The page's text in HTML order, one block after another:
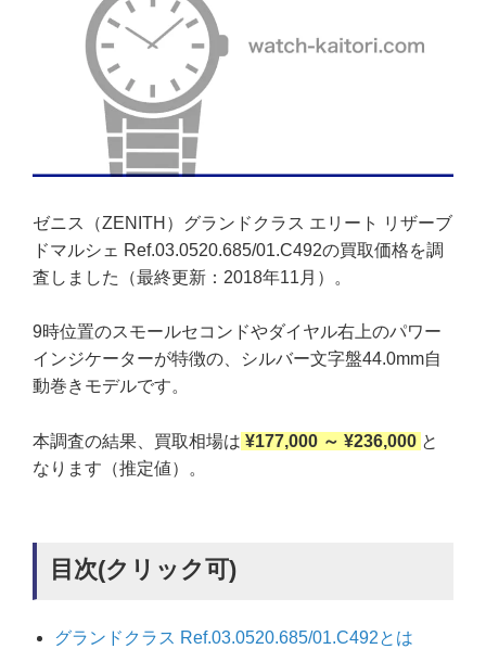
ゼニス（ZENITH）グランドクラス エリート リザーブ
ドマルシェ Ref.03.0520.685/01.C492の買取価格を調
査しました（最終更新：2018年11月）。
9時位置のスモールセコンドやダイヤル右上のパワー
インジケーターが特徴の、シルバー文字盤44.0mm自
動巻きモデルです。
本調査の結果、買取相場は ¥177,000 ～ ¥236,000 と
なります（推定値）。
目次(クリック可)
グランドクラス Ref.03.0520.685/01.C492とは